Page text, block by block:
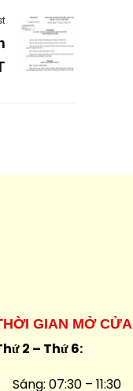
GIAN MỞ CỬA
2 – Thứ 6:
Sáng: 07:30 – 11:30